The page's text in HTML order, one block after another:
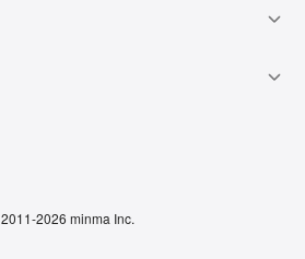
2011-2026 minma Inc.